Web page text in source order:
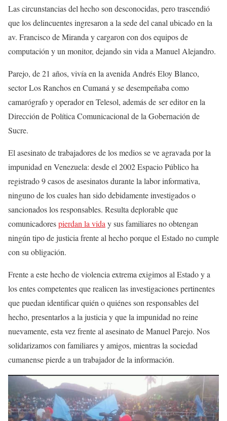
Las circunstancias del hecho son desconocidas, pero trascendió
que los delincuentes ingresaron a la sede del canal ubicado en la
av. Francisco de Miranda y cargaron con dos equipos de
computación y un monitor, dejando sin vida a Manuel Alejandro.
Parejo, de 21 años, vivía en la avenida Andrés Eloy Blanco,
sector Los Ranchos en Cumaná y se desempeñaba como
camarógrafo y operador en Telesol, además de ser editor en la
Dirección de Política Comunicacional de la Gobernación de
Sucre.
El asesinato de trabajadores de los medios se ve agravada por la
impunidad en Venezuela: desde el 2002 Espacio Público ha
registrado 9 casos de asesinatos durante la labor informativa,
ninguno de los cuales han sido debidamente investigados o
sancionados los responsables. Resulta deplorable que
comunicadorespierdan la viday sus familiares no obtengan
ningún tipo de justicia frente al hecho porque el Estado no cumple
con su obligación.
Frente a este hecho de violencia extrema exigimos al Estado y a
los entes competentes que realicen las investigaciones pertinentes
que puedan identificar quién o quiénes son responsables del
hecho, presentarlos a la justicia y que la impunidad no reine
nuevamente, esta vez frente al asesinato de Manuel Parejo. Nos
solidarizamos con familiares y amigos, mientras la sociedad
cumanense pierde a un trabajador de la información.